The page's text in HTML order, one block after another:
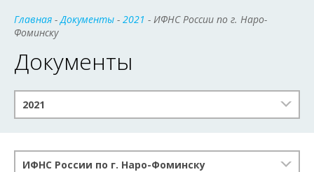
Главная -Документы - 2021 - ИФНС России по г. Наро-
Фоминску
Документы
2021
ИФНС России по г. Наро-Фоминску